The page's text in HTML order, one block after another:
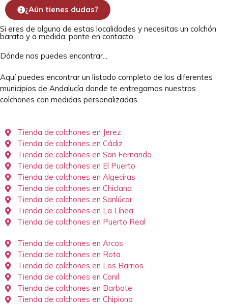
¿Aún tienes dudas?
Si eres de alguna de estas localidades y necesitas un colchón
barato y a medida, ponte en contacto
Dónde nos puedes encontrar...
Aquí puedes encontrar un listado completo de los diferentes
municipios de Andalucía donde te entregamos nuestros
colchones con medidas personalizadas.
Tienda de colchones en Jerez
Tienda de colchones en Cádiz
Tienda de colchones en San Fernando
Tienda de colchones en El Puerto
Tienda de colchones en Algeciras
Tienda de colchones en Chiclana
Tienda de colchones en Sanlúcar
Tienda de colchones en La Línea
Tienda de colchones en Puerto Real
Tienda de colchones en Arcos
Tienda de colchones en Rota
Tienda de colchones en Los Barrios
Tienda de colchones en Conil
Tienda de colchones en Barbate
Tienda de colchones en Chipiona